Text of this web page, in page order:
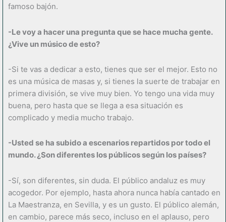
famoso bajón.
-Le voy a hacer una pregunta que se hace mucha gente.
¿Vive un músico de esto?
-Si te vas a dedicar a esto, tienes que ser el mejor. Esto no
es una música de masas y, si tienes la suerte de trabajar en
primera división, se vive muy bien. Yo tengo una vida muy
buena, pero hasta que se llega a esa situación es
complicado y media mucho trabajo.
-Usted se ha subido a escenarios repartidos por todo el
mundo. ¿Son diferentes los públicos según los países?
-Sí, son diferentes, sin duda. El público andaluz es muy
acogedor. Por ejemplo, hasta ahora nunca había cantado en
La Maestranza, en Sevilla, y es un gusto. El público alemán,
en cambio, parece más seco, incluso en el aplauso, pero